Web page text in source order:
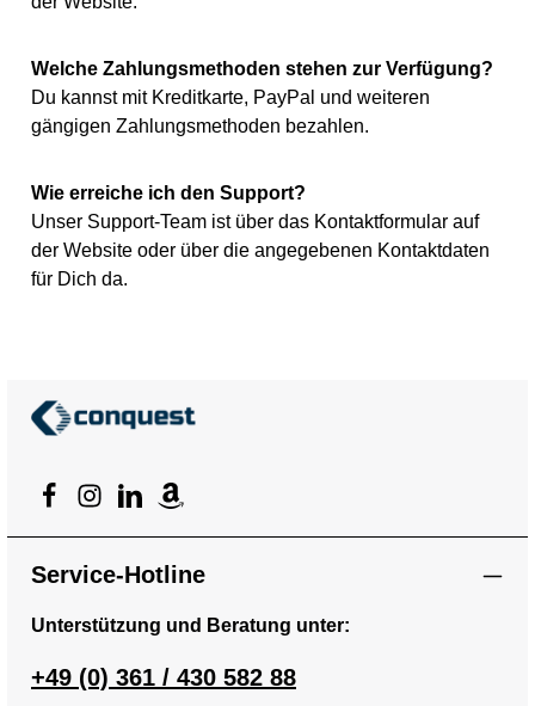
Welche Zahlungsmethoden stehen zur Verfügung?
Du kannst mit Kreditkarte, PayPal und weiteren
gängigen Zahlungsmethoden bezahlen.
Wie erreiche ich den Support?
Unser Support-Team ist über das Kontaktformular auf
der Website oder über die angegebenen Kontaktdaten
für Dich da.
Service-Hotline
Unterstützung und Beratung unter:
+49 (0) 361 / 430 582 88